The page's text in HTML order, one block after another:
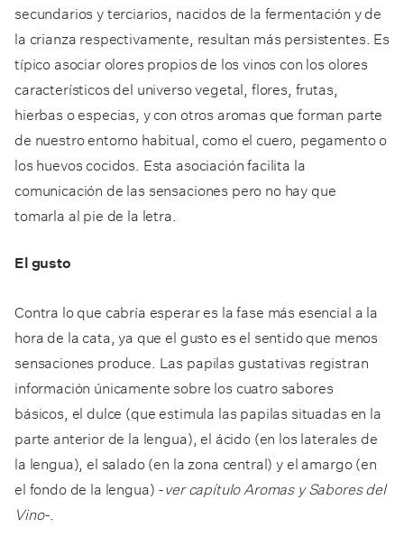
secundarios y terciarios, nacidos de la fermentación y de
la crianza respectivamente, resultan más persistentes. Es
típico asociar olores propios de los vinos con los olores
característicos del universo vegetal, flores, frutas,
hierbas o especias, y con otros aromas que forman parte
de nuestro entorno habitual, como el cuero, pegamento o
los huevos cocidos. Esta asociación facilita la
comunicación de las sensaciones pero no hay que
tomarla al pie de la letra.
El gusto
Contra lo que cabría esperar es la fase más esencial a la
hora de la cata, ya que el gusto es el sentido que menos
sensaciones produce. Las papilas gustativas registran
información únicamente sobre los cuatro sabores
básicos, el dulce (que estimula las papilas situadas en la
parte anterior de la lengua), el ácido (en los laterales de
la lengua), el salado (en la zona central) y el amargo (en
el fondo de la lengua) -ver capítulo Aromas y Sabores del
Vino-